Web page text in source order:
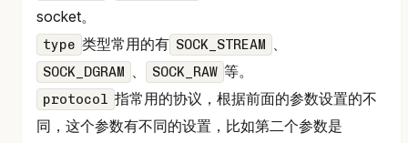
socket。
type 类型常用的有 SOCK_STREAM 、
SOCK_DGRAM 、 SOCK_RAW 等。
protocol 指常用的协议，根据前面的参数设置的不
同，这个参数有不同的设置，比如第二个参数是